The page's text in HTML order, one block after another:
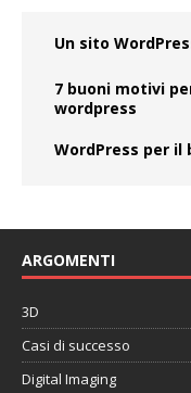
Un sito
7 buoni motivi
wordpress
WordPress per il
ARGOMENTI
3D
Casi di successo
Digital Imaging